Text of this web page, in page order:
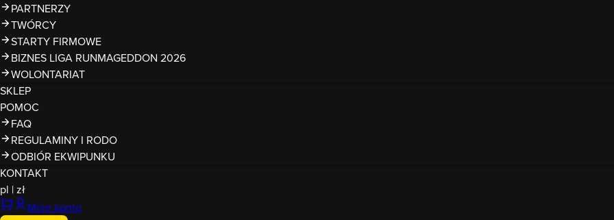
PARTNERZY
TWÓRCY
STARTY FIRMOWE
BIZNES LIGA RUNMAGEDDON 2026
WOLONTARIAT
SKLEP
POMOC
FAQ
REGULAMINY I RODO
ODBIÓR EKWIPUNKU
KONTAKT
pl |zł
Moje konto